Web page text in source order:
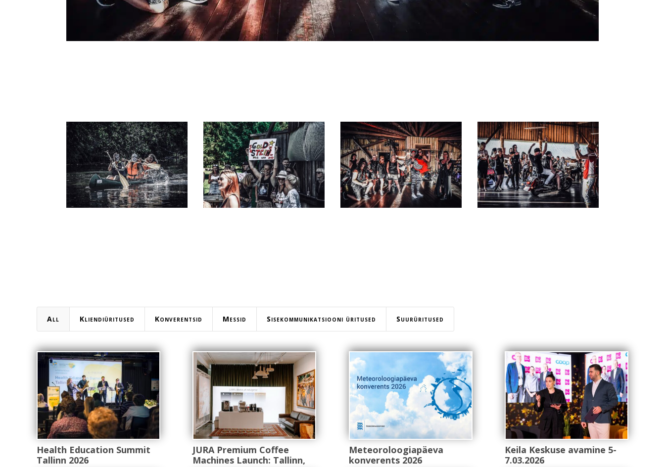
All Kliendiüritused Konverentsid Messid Sisekommunikatsiooni üritused Suurüritused
Health Education Summit
Tallinn 2026
JURA Premium Coffee
Machines Launch: Tallinn,
Meteoroloogiapäeva
konverents 2026
Keila Keskuse avamine 5-
7.03.2026